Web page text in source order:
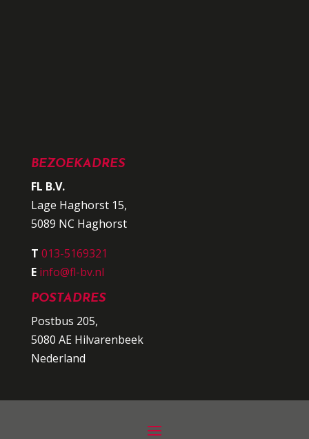
BEZOEKADRES
FL B.V.
Lage Haghorst 15,
5089 NC Haghorst
T 013-5169321
E info@fl-bv.nl
POSTADRES
Postbus 205,
5080 AE Hilvarenbeek
Nederland